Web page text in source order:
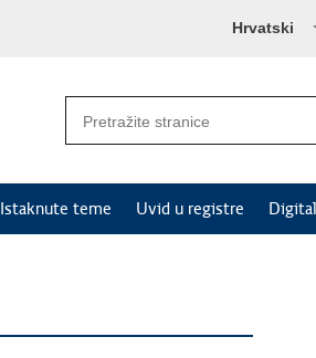
Hrvatski
Istaknute teme Uvid u registre